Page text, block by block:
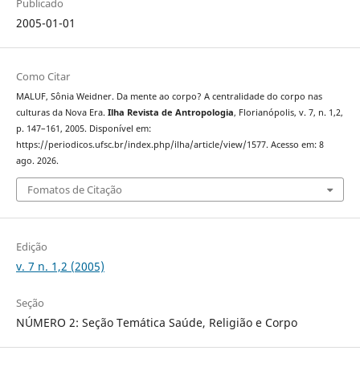
Publicado
2005-01-01
Como Citar
MALUF, Sônia Weidner. Da mente ao corpo? A centralidade do corpo nas
culturas da Nova Era. Ilha Revista de Antropologia, Florianópolis, v. 7, n. 1,2,
p. 147–161, 2005. Disponível em:
https://periodicos.ufsc.br/index.php/ilha/article/view/1577. Acesso em: 8
ago. 2026.
Fomatos de Citação
Edição
v. 7 n. 1,2 (2005)
Seção
NÚMERO 2: Seção Temática Saúde, Religião e Corpo